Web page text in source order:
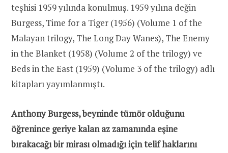
teşhisi 1959 yılında konulmuş. 1959 yılına değin
Burgess, Time for a Tiger (1956) (Volume 1 of the
Malayan trilogy, The Long Day Wanes), The Enemy
in the Blanket (1958) (Volume 2 of the trilogy) ve
Beds in the East (1959) (Volume 3 of the trilogy) adlı
kitapları yayımlanmıştı.
Anthony Burgess, beyninde tümör olduğunu
öğrenince geriye kalan az zamanında eşine
bırakacağı bir mirası olmadığı için telif haklarını